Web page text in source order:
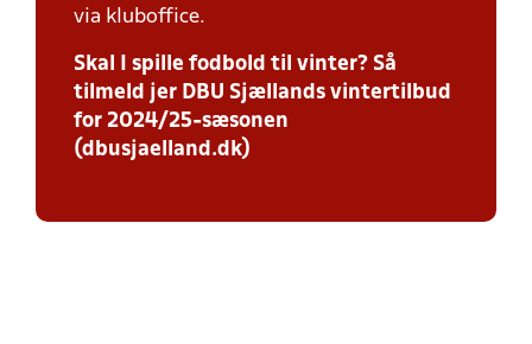
via kluboffice.
Skal I spille fodbold til vinter? Så
tilmeld jer DBU Sjællands vintertilbud
for 2024/25-sæsonen
(dbusjaelland.dk)